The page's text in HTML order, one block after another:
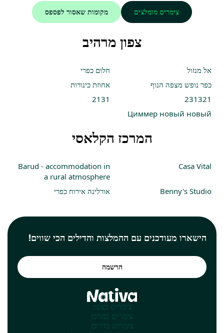
צימרים מומלצים מקומות שאסור לפספס
צפון מרהיב
אל מנזול
חלום כפרי
כפר נופש מצפה הנוף
אחוזת כינורות
231321
2131
Циммер новый новый
המרכז הקלאסי
Casa Vital
Barud - accommodation in
a rural atmosphere
Benny's Studio
אורלינה אירוח כפרי
הישארו מעודכנים עם ההמלצות והדילים הכי שווים!
הרשמה
צימרים בצפון
צימרים במרכז
צימרים בדרום